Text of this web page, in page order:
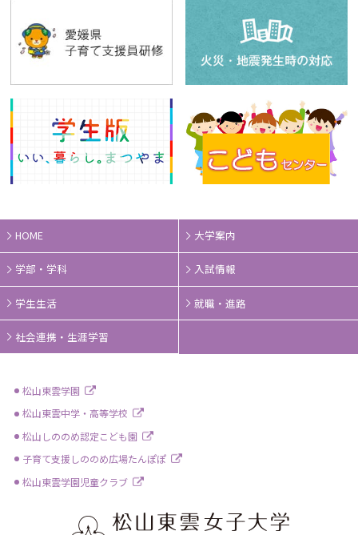
HOME 大学案内
学部・学科 入試情報
学生生活 就職・進路
社会連携・生涯学習
松山東雲学園
松山東雲中学・高等学校
松山しののめ認定こども園
子育て支援しののめ広場たんぽぽ
松山東雲学園児童クラブ